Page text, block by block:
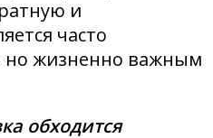
и
часто
но жизненно важным
обходится